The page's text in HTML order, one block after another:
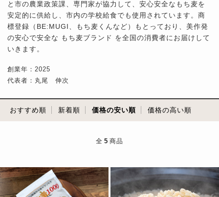
と市の農業政策課、専門家が協力して、安心安全なもち麦を
安定的に供給し、市内の学校給食でも使用されています。商
標登録（BE:MUGI、もち麦くんなど）もとっており、美作発
の安心で安全な もち麦ブランド を全国の消費者にお届けして
いきます。
創業年：2025
代表者：丸尾 伸次
おすすめ順 新着順 価格の安い順 価格の高い順
全 5 商品